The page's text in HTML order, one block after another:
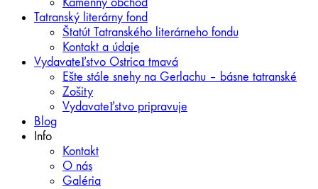
Tatranský literárny fond
Štatút Tatranského literárneho fondu
Kontakt a údaje
Vydavateľstvo Ostrica tmavá
Ešte stále snehy na Gerlachu – básne tatranské
Zošity
Vydavateľstvo pripravuje
Blog
Info
Kontakt
O nás
Galéria